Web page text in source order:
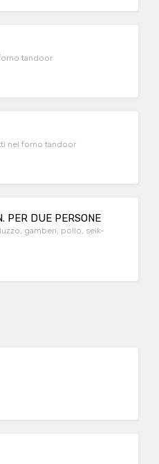
tandoor
nel forno tandoor
PER DUE PERSONE
gamberi, pollo, seik-